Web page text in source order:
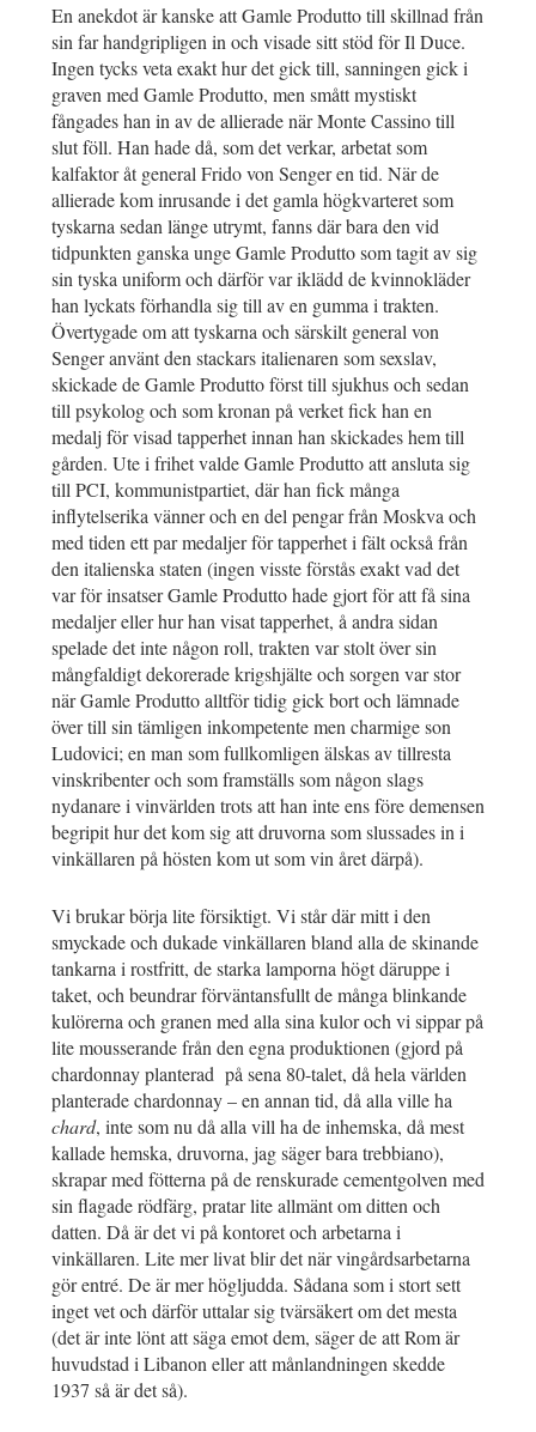
En anekdot är kanske att Gamle Produtto till skillnad från
sin far handgripligen in och visade sitt stöd för Il Duce.
Ingen tycks veta exakt hur det gick till, sanningen gick i
graven med Gamle Produtto, men smått mystiskt
fångades han in av de allierade när Monte Cassino till
slut föll. Han hade då, som det verkar, arbetat som
kalfaktor åt general Frido von Senger en tid. När de
allierade kom inrusande i det gamla högkvarteret som
tyskarna sedan länge utrymt, fanns där bara den vid
tidpunkten ganska unge Gamle Produtto som tagit av sig
sin tyska uniform och därför var iklädd de kvinnokläder
han lyckats förhandla sig till av en gumma i trakten.
Övertygade om att tyskarna och särskilt general von
Senger använt den stackars italienaren som sexslav,
skickade de Gamle Produtto först till sjukhus och sedan
till psykolog och som kronan på verket fick han en
medalj för visad tapperhet innan han skickades hem till
gården. Ute i frihet valde Gamle Produtto att ansluta sig
till PCI, kommunistpartiet, där han fick många
inflytelserika vänner och en del pengar från Moskva och
med tiden ett par medaljer för tapperhet i fält också från
den italienska staten (ingen visste förstås exakt vad det
var för insatser Gamle Produtto hade gjort för att få sina
medaljer eller hur han visat tapperhet, å andra sidan
spelade det inte någon roll, trakten var stolt över sin
mångfaldigt dekorerade krigshjälte och sorgen var stor
när Gamle Produtto alltför tidig gick bort och lämnade
över till sin tämligen inkompetente men charmige son
Ludovici; en man som fullkomligen älskas av tillresta
vinskribenter och som framställs som någon slags
nydanare i vinvärlden trots att han inte ens före demensen
begripit hur det kom sig att druvorna som slussades in i
vinkällaren på hösten kom ut som vin året därpå).
Vi brukar börja lite försiktigt. Vi står där mitt i den
smyckade och dukade vinkällaren bland alla de skinande
tankarna i rostfritt, de starka lamporna högt däruppe i
taket, och beundrar förväntansfullt de många blinkande
kulörerna och granen med alla sina kulor och vi sippar på
lite mousserande från den egna produktionen (gjord på
chardonnay planterad på sena 80-talet, då hela världen
planterade chardonnay – en annan tid, då alla ville ha
chard, inte som nu då alla vill ha de inhemska, då mest
kallade hemska, druvorna, jag säger bara trebbiano),
skrapar med fötterna på de renskurade cementgolven med
sin flagade rödfärg, pratar lite allmänt om ditten och
datten. Då är det vi på kontoret och arbetarna i
vinkällaren. Lite mer livat blir det när vingårdsarbetarna
gör entré. De är mer högljudda. Sådana som i stort sett
inget vet och därför uttalar sig tvärsäkert om det mesta
(det är inte lönt att säga emot dem, säger de att Rom är
huvudstad i Libanon eller att månlandningen skedde
1937 så är det så).